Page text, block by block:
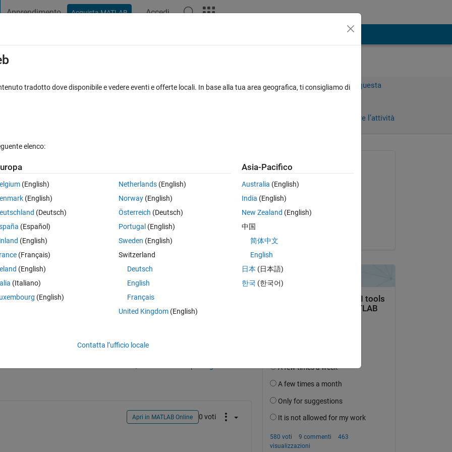
Apprendimento Acquista MATLAB Accedi
on the x-axis
Accedi per rispondere a questa
Accedi per seguire l’attività
0 voti
Accedi per rispondere a questa domanda.
Apri in MATLAB Online 0 voti
Richiesto:
il 17 Apr 2018
Risposto:
tradotto dove disponibile e vedere eventi e offerte locali. In base alla tua area geografica, ti consigliamo di
elenco:
(English)
(English)
(Deutsch)
(Español)
(English)
(Français)
(English)
(Italiano)
(English)
Netherlands(English)
Norway(English)
Österreich (Deutsch)
Portugal (English)
Sweden (English)
Switzerland
Deutsch
English
Français
United Kingdom(English)
Asia-Pacifico
Australia (English)
India (English)
New Zealand (English)
中国
简体中文
English
日本 (日本語)
한국 (한국어)
Contatta l’ufficio locale